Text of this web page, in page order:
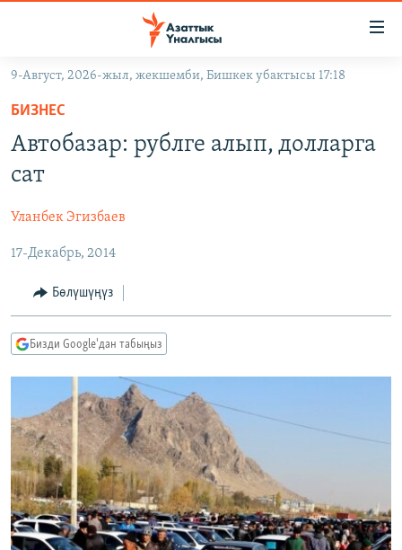
Навигацияга
өтүңүз
Издөөгө
салыңыз
КЫРГЫЗСТАН
ЭКОНОМИКА
МАДАНИЯТ
БОРБОР АЗИЯ
АТАЙЫН ИЛИКТӨӨ
ТВ ПРОГРАММАЛАР
БҮГҮН АЗАТТЫКТА
БИЗ ЖАНА ДҮЙНӨ
ЭЖЕ-СИҢДИЛЕР
АЗАТТЫК+
ЫҢГАЙСЫЗ СУРООЛОР
ПОДКАСТ
ӨЗГӨЧӨ ПИКИР
ОНЛАЙН ШЕРИНЕ
ЭЕ/АРнун бардык сайттары
9-Август, 2026-жыл, жекшемби, Бишкек убактысы 17:18
БИЗНЕС
Автобазар: рублге алып, долларга
сат
Уланбек Эгизбаев
17-Декабрь, 2014
Бөлүшүңүз
Бизди Google'дан табыңыз